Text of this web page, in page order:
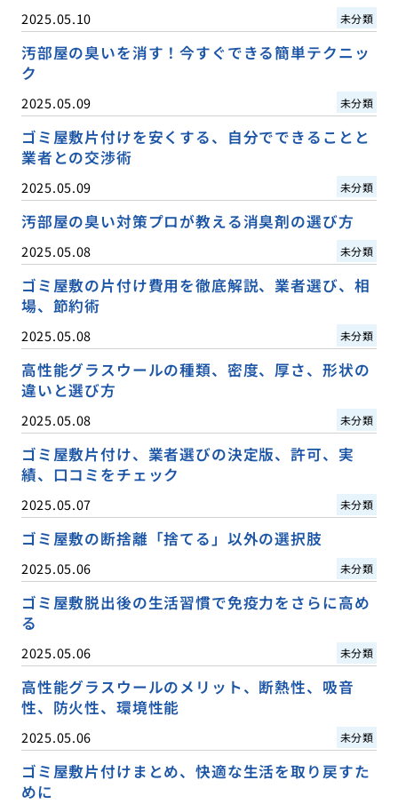
2025.05.10 未分類
汚部屋の臭いを消す！今すぐできる簡単テクニッ
ク
2025.05.09 未分類
ゴミ屋敷片付けを安くする、自分でできることと
業者との交渉術
2025.05.09 未分類
汚部屋の臭い対策プロが教える消臭剤の選び方
2025.05.08 未分類
ゴミ屋敷の片付け費用を徹底解説、業者選び、相
場、節約術
2025.05.08 未分類
高性能グラスウールの種類、密度、厚さ、形状の
違いと選び方
2025.05.08 未分類
ゴミ屋敷片付け、業者選びの決定版、許可、実
績、口コミをチェック
2025.05.07 未分類
ゴミ屋敷の断捨離「捨てる」以外の選択肢
2025.05.06 未分類
ゴミ屋敷脱出後の生活習慣で免疫力をさらに高め
る
2025.05.06 未分類
高性能グラスウールのメリット、断熱性、吸音
性、防火性、環境性能
2025.05.06 未分類
ゴミ屋敷片付けまとめ、快適な生活を取り戻すた
めに